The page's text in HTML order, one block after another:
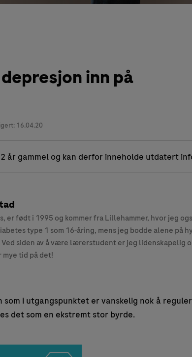
inn på
16.04.20
år gammel og kan derfor inneholde utdatert
er født i 1995 og kommer fra Lillehammer, hvor jeg
type 1 som 16-åring, mens jeg bodde alene på
siden av å være lærerstudent er jeg lidenskapelig
tid på det!
i utgangspunktet er vanskelig nok å
det som en ekstremt stor byrde.